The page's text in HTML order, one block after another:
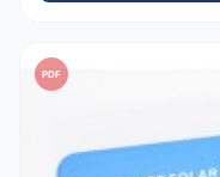
PDF